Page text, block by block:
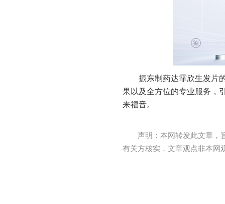
振东制药达霏欣生发片
果以及全方位的专业服务，
来福音。
声明：本网转发此文章，
有关方核实，文章观点非本网